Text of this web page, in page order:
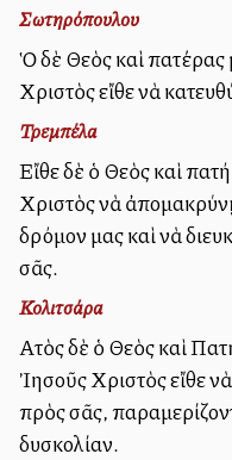
Σωτηρόπουλου
Ὁ δὲ Θεὸς καὶ πατέρας
Χριστὸς εἴθε νὰ
Τρεμπέλα
Εἴθε δὲ ὁ Θεὸς καὶ
Χριστὸς νὰ
δρόμον μας καὶ νὰ
σᾶς.
Κολιτσάρα
Αὐτὸς δὲ ὁ Θεὸς καὶ
Ἰησοῦς Χριστὸς εἴθε
πρὸς σᾶς,
δυσκολίαν.